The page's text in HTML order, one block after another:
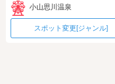
小山思川温泉
スポット変更[ジャンル]